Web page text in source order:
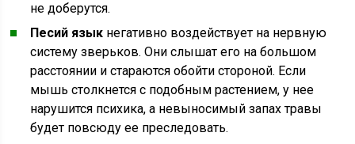
не доберутся.
Песий язык негативно воздействует на нервную
систему зверьков. Они слышат его на большом
расстоянии и стараются обойти стороной. Если
мышь столкнется с подобным растением, у нее
нарушится психика, а невыносимый запах травы
будет повсюду ее преследовать.